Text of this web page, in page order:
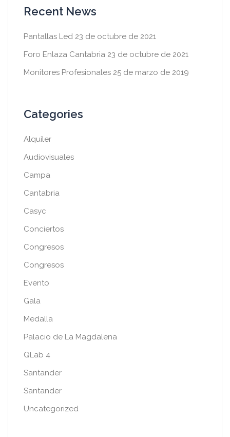
Recent News
Pantallas Led 23 de octubre de 2021
Foro Enlaza Cantabria 23 de octubre de 2021
Monitores Profesionales 25 de marzo de 2019
Categories
Alquiler
Audiovisuales
Campa
Cantabria
Casyc
Conciertos
Congresos
Congresos
Evento
Gala
Medalla
Palacio de La Magdalena
QLab 4
Santander
Santander
Uncategorized